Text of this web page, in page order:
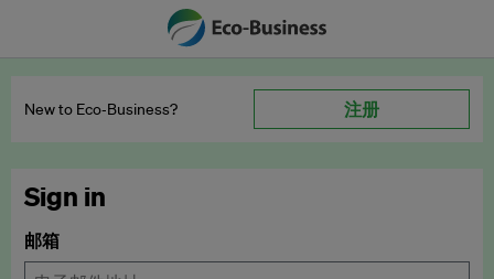
New to Eco‑Business? 注册
Sign in
邮箱